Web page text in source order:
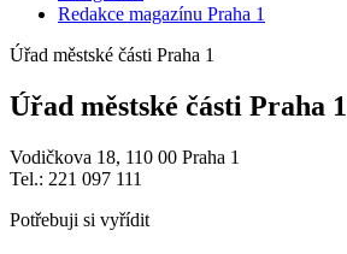
Redakce magazínu Praha 1
Úřad městské části Praha 1
Úřad městské části Praha 1
Vodičkova 18, 110 00 Praha 1
Tel.: 221 097 111
Potřebuji si vyřídit